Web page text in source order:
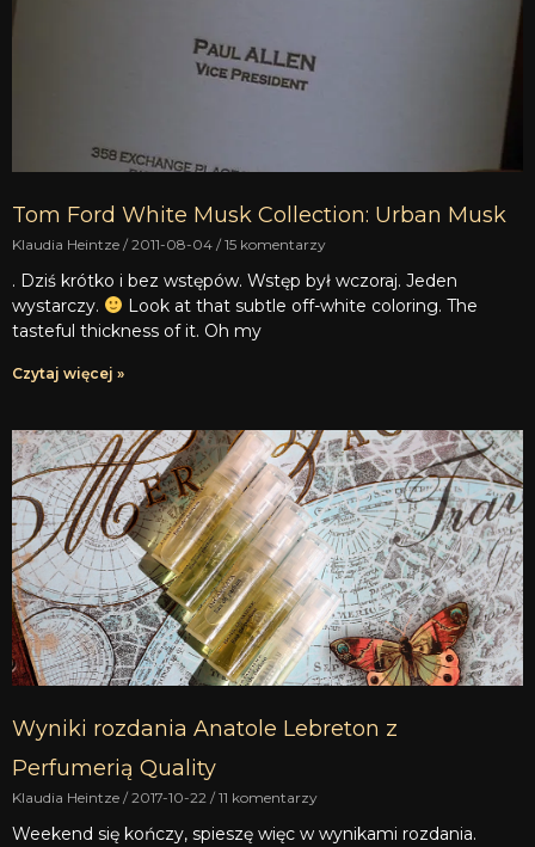
Tom Ford White Musk Collection: Urban Musk
Klaudia Heintze 2011-08-04 15 komentarzy
. Dziś krótko i bez wstępów. Wstęp był wczoraj. Jeden
wystarczy.
Look at that subtle off-white coloring. The
tasteful thickness of it. Oh my
Czytaj więcej »
Wyniki rozdania Anatole Lebreton z
Perfumerią Quality
Klaudia Heintze 2017-10-22 11 komentarzy
Weekend się kończy, spieszę więc w wynikami rozdania.